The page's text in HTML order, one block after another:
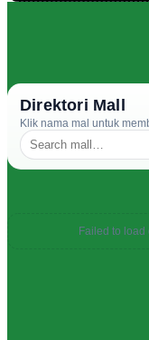
Direktori Mall
Klik nama mal untuk
Failed to load